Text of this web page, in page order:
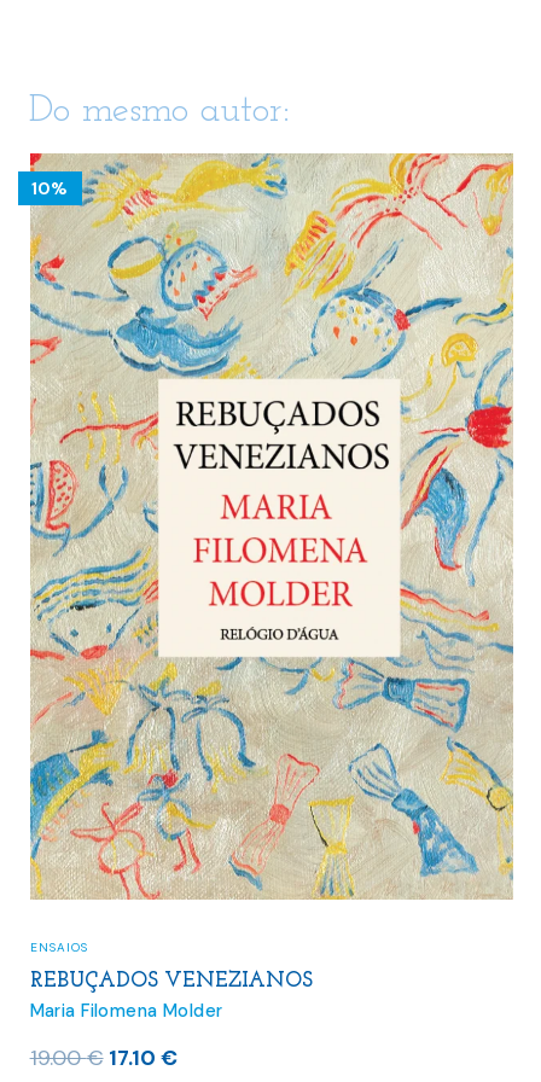
Do mesmo autor:
10%
ENSAIOS
REBUÇADOS VENEZIANOS
Maria Filomena Molder
19.00€ O
17.10 €O